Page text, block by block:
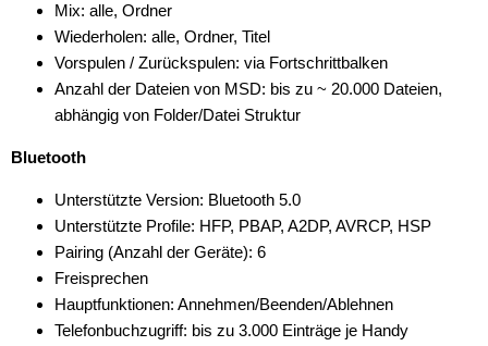
Mix: alle, Ordner
Wiederholen: alle, Ordner, Titel
Vorspulen / Zurückspulen: via Fortschrittbalken
Anzahl der Dateien von MSD: bis zu ~ 20.000 Dateien,
abhängig von Folder/Datei Struktur
Bluetooth
Unterstützte Version: Bluetooth 5.0
Unterstützte Profile: HFP, PBAP, A2DP, AVRCP, HSP
Pairing (Anzahl der Geräte): 6
Freisprechen
Hauptfunktionen: Annehmen/Beenden/Ablehnen
Telefonbuchzugriff: bis zu 3.000 Einträge je Handy